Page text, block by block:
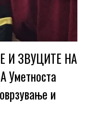
И ЗВУЦИТЕ НА
и